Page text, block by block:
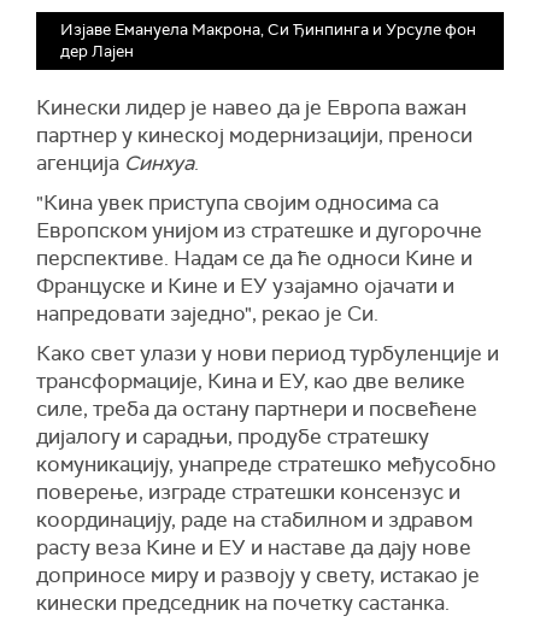
Изјаве Емануела Макрона, Си Ђинпинга и Урсуле фон
дер Лајен
Кинески лидер је навео да је Европа важан
партнер у кинеској модернизацији, преноси
агенција Синхуа.
"Кина увек приступа својим односима са
Европском унијом из стратешке и дугорочне
перспективе. Надам се да ће односи Кине и
Француске и Кине и ЕУ узајамно ојачати и
напредовати заједно", рекао је Си.
Како свет улази у нови период турбуленције и
трансформације, Кина и ЕУ, као две велике
силе, треба да остану партнери и посвећене
дијалогу и сарадњи, продубе стратешку
комуникацију, унапреде стратешко међусобно
поверење, изграде стратешки консензус и
координацију, раде на стабилном и здравом
расту веза Кине и ЕУ и наставе да дају нове
доприносе миру и развоју у свету, истакао је
кинески председник на почетку састанка.